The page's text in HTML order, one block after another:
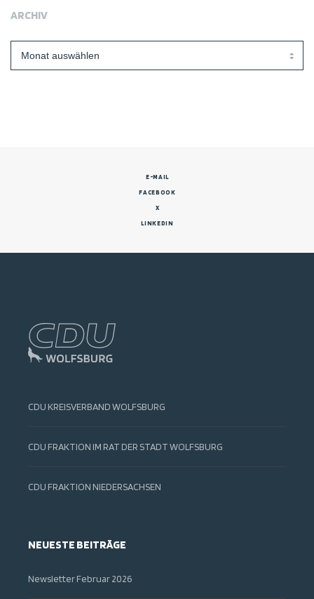
ARCHIV
E-MAIL
FACEBOOK
X
LINKEDIN
CDU KREISVERBAND WOLFSBURG
CDU FRAKTION IM RAT DER STADT WOLFSBURG
CDU FRAKTION NIEDERSACHSEN
NEUESTE BEITRÄGE
Newsletter Februar 2026